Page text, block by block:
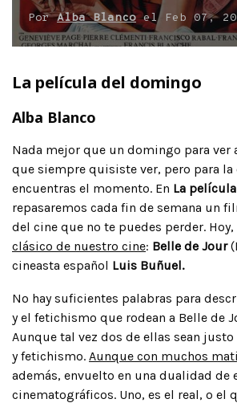
PorAlba Blancoel Feb 07,
La película del domingo
Alba Blanco
Nada mejor que un domingo para ver
que siempre quisiste ver, pero para la
encuentras el momento. En La
repasaremos cada fin de semana un
del cine que no te puedes perder.
clásico de nuestro cine: Belle de Jour
cineasta español Luis Buñuel.
No hay suficientes palabras para
y el fetichismo que rodean a Belle de
Aunque tal vez dos de ellas sean
y fetichismo. Aunque con muchos
además, envuelto en una dualidad de
cinematográficos. Uno, es el real, o el